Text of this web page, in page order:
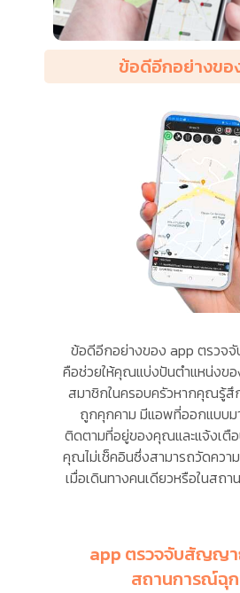
ข้อดีอีกอย่างขอ
ข้อดีอีกอย่างของ app ตรว
คือช่วยให้คุณแบ่งปันตำแหน่งข
สมาชิกในครอบครัวหากคุณรู้สึ
ถูกคุกคาม มีแอพที่ออกแบบม
ติดตามที่อยู่ของคุณและแจ้งเ
คุณไม่เช็คอินซึ่งสามารถวัดควา
เมื่อเดินทางคนเดียวหรือในสถ
app ตรวจจับสัญญ
สถานการณ์ฉุก